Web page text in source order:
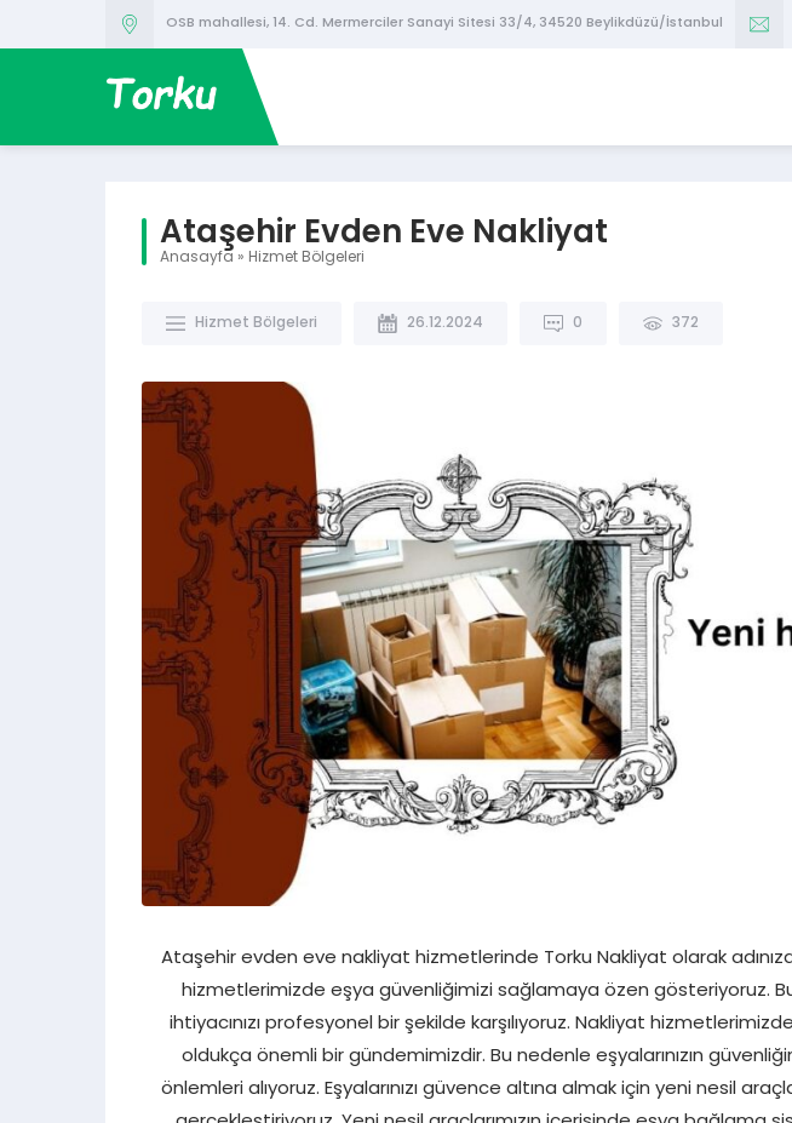
OSB mahallesi, 14. Cd. Mermerciler Sanayi Sitesi 33/4, 34520 Beylikdüzü/İstanbul
Ataşehir Evden Eve Nakliyat
Anasayfa » Hizmet Bölgeleri
Hizmet Bölgeleri 26.12.2024 0 372
Ataşehir evden eve nakliyat hizmetlerinde Torku Nakliyat olarak
hizmetlerimizde eşya güvenliğimizi sağlamaya özen gösteriyoruz.
ihtiyacınızı profesyonel bir şekilde karşılıyoruz. Nakliyat
oldukça önemli bir gündemimizdir. Bu nedenle eşyalarınızın
önlemleri alıyoruz. Eşyalarınızı güvence altına almak için yeni nesil